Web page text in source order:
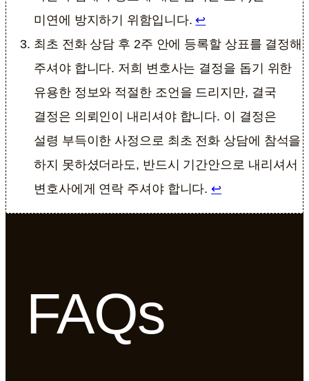
미연에 방지하기 위함입니다.↩︎
최초 전화 상담 후 2주 안에 등록할 상표를 결정해
주셔야 합니다. 저희 변호사는 결정을 돕기 위한
유용한 정보와 적절한 조언을 드리지만, 결국
결정은 의뢰인이 내리셔야 합니다. 이 결정은
설령 부득이한 사정으로 최초 전화 상담에 참석을
하지 못하셨더라도, 반드시 기간안으로 내리셔서
변호사에게 연락 주셔야 합니다.↩︎
FAQs